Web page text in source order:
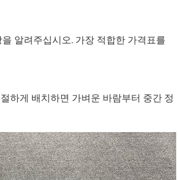
알려주십시오. 가장 적합한 가격표를
하게 배치하면 가벼운 바람부터 중간 정